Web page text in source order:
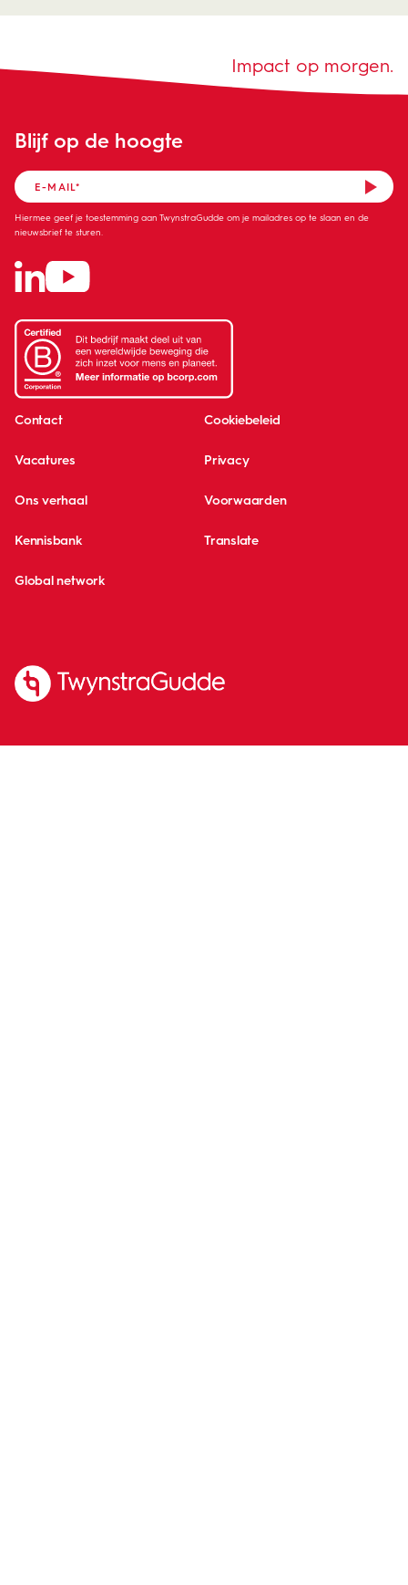
Contact Cookiebeleid
Vacatures Privacy
Ons verhaal Voorwaarden
Kennisbank Translate
Global network
Blijf op de hoogte
Hiermee geef je toestemming aan TwynstraGudde om je mailadres op te slaan en de
nieuwsbrief te sturen.
Impact op morgen.